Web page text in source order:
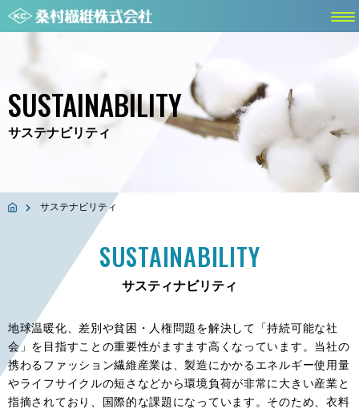
SUSTAINABILITY
サステナビリティ
サステナビリティ
SUSTAINABILITY
サスティナビリティ
地球温暖化、差別や貧困・人権問題を解決して「持続可能な社
会」を目指すことの重要性がますます高くなっています。当社の
携わるファッション繊維産業は、製造にかかるエネルギー使用量
やライフサイクルの短さなどから環境負荷が非常に大きい産業と
指摘されており、国際的な課題になっています。そのため、衣料